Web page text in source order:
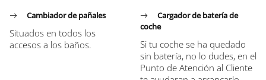
Cambiador de pañales
Situados en todos los
accesos a los baños.
Cargador de batería de
coche
Si tu coche se ha quedado
sin batería, no lo dudes, en el
Punto de Atención al Cliente